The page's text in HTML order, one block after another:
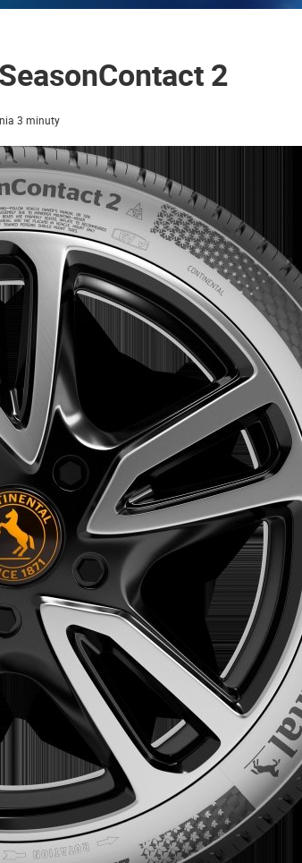
2
3 minuty